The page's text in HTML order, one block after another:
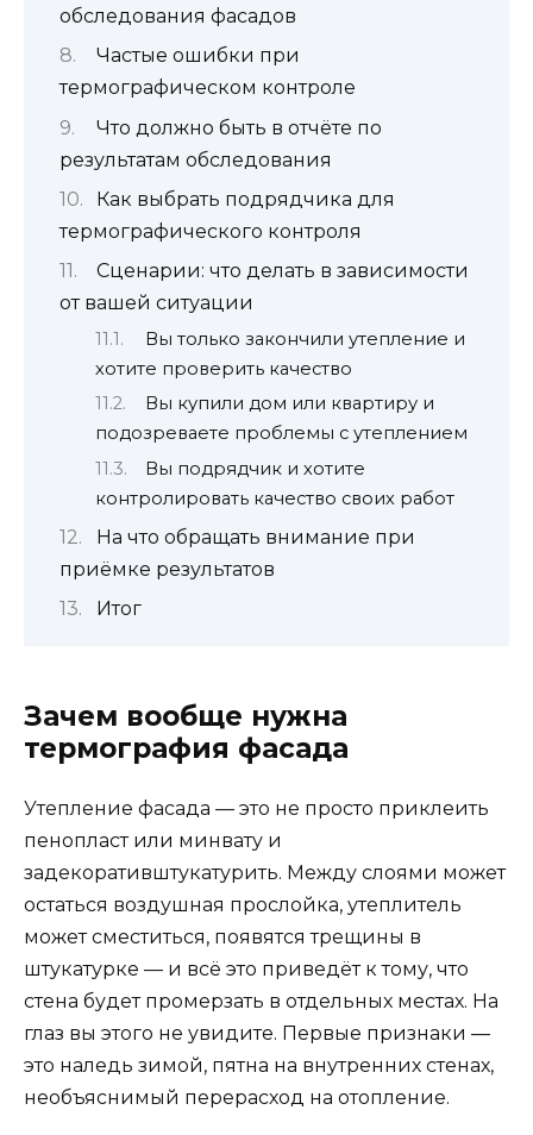
обследования фасадов
Частые ошибки при
термографическом контроле
Что должно быть в отчёте по
результатам обследования
Как выбрать подрядчика для
термографического контроля
Сценарии: что делать в зависимости
от вашей ситуации
Вы только закончили утепление и
хотите проверить качество
Вы купили дом или квартиру и
подозреваете проблемы с утеплением
Вы подрядчик и хотите
контролировать качество своих работ
На что обращать внимание при
приёмке результатов
Итог
Зачем вообще нужна
термография фасада
Утепление фасада — это не просто приклеить
пенопласт или минвату и
задекоративштукатурить. Между слоями может
остаться воздушная прослойка, утеплитель
может сместиться, появятся трещины в
штукатурке — и всё это приведёт к тому, что
стена будет промерзать в отдельных местах. На
глаз вы этого не увидите. Первые признаки —
это наледь зимой, пятна на внутренних стенах,
необъяснимый перерасход на отопление.